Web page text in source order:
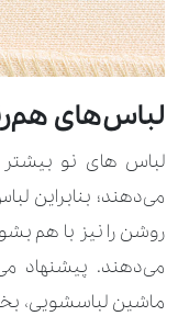
لباس‌های
لباس‌ های نو بیشتر
می‌دهند؛ بنابراین
روشن را نیز با هم
می‌دهند. پیشنهاد
ماشین لباسشویی،